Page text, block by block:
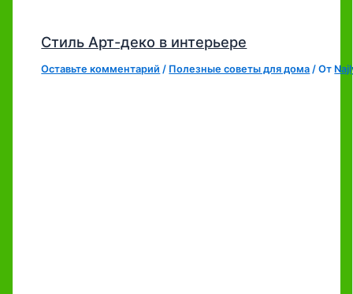
Стиль Арт-деко в интерьере
Оставьте комментарий / Полезные советы для дома / От